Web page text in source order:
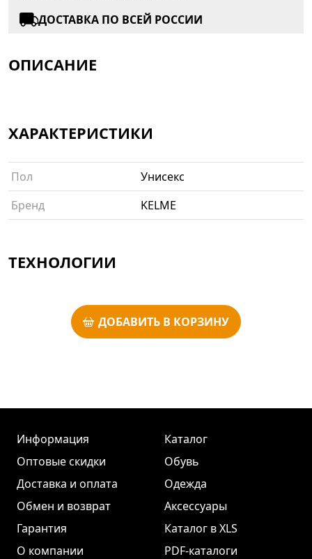
ДОСТАВКА ПО ВСЕЙ РОССИИ
ОПИСАНИЕ
ХАРАКТЕРИСТИКИ
Пол
Унисекс
Бренд
KELME
ТЕХНОЛОГИИ
ДОБАВИТЬ В КОРЗИНУ
Информация
Оптовые скидки
Доставка и оплата
Обмен и возврат
Гарантия
О компании
Каталог
Обувь
Одежда
Аксессуары
Каталог в XLS
PDF-каталоги